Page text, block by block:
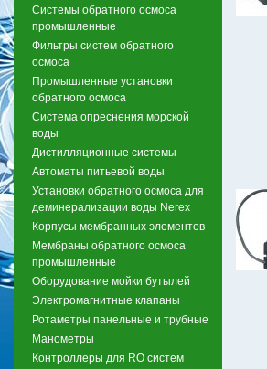
Системы обратного осмоса
промышленные
Фильтры систем обратного
осмоса
Промышленные установки
обратного осмоса
Система опреснения морской
воды
Дистилляционные системы
Автоматы питьевой воды
Установки обратного осмоса для
деминерализации воды Nerex
Корпусы мембранных элементов
Мембраны обратного осмоса
промышленные
Оборудование мойки бутылей
Электромагнитные клапаны
Ротаметры панельные и трубные
Манометры
Контроллеры для RO систем